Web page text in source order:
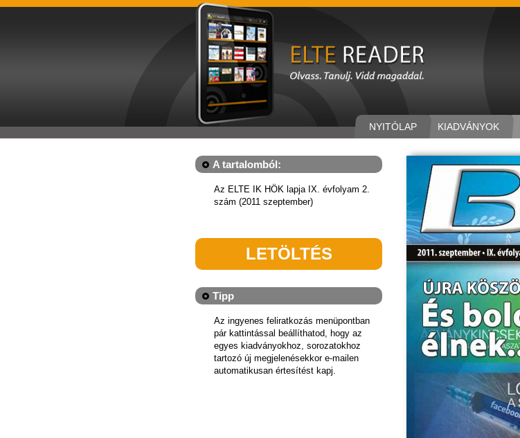
KIADVÁNYOK
NYITÓLAP
A tartalomból:
Az ELTE IK HÖK lapja IX. évfolyam 2.
szám (2011 szeptember)
LETÖLTÉS
Tipp
Az ingyenes feliratkozás menüpontban
pár kattintással beállíthatod, hogy az
egyes kiadványokhoz, sorozatokhoz
tartozó új megjelenésekkor e-mailen
automatikusan értesítést kapj.